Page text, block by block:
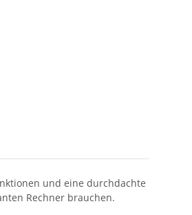
und eine durchdachte
Rechner brauchen.